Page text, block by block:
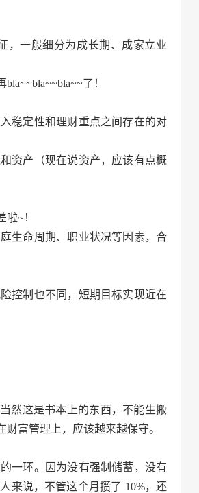
，一般细分为成长期、成家立业
了！
稳定性和理财重点之间存在的对
资产（现在说资产，应该有点概
~！
生命周期、职业状况等因素，合
控制也不同，短期目标实现近在
然这是书本上的东西，不能生搬
富管理上，应该越来越保守。
一环。因为没有强制储蓄，没有
来说，不管这个月攒了 10%，还